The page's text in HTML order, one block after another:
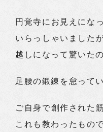
円覚寺にお見えにな
いらっしゃいました
越しになって驚いた
足腰の鍛錬を怠って
ご自身で創作された
これも教わったもの